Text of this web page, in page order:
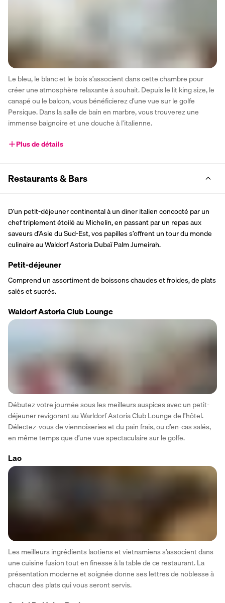
Le bleu, le blanc et le bois s’associent dans cette chambre pour
créer une atmosphère relaxante à souhait. Depuis le lit king size, le
canapé ou le balcon, vous bénéficierez d’une vue sur le golfe
Persique. Dans la salle de bain en marbre, vous trouverez une
immense baignoire et une douche à l’italienne.
Plus de détails
Restaurants & Bars
D’un petit-déjeuner continental à un diner italien concocté par un
chef triplement étoilé au Michelin, en passant par un repas aux
saveurs d’Asie du Sud-Est, vos papilles s’offrent un tour du monde
culinaire au Waldorf Astoria Dubaï Palm Jumeirah.
Petit-déjeuner
Comprend un assortiment de boissons chaudes et froides, de plats
salés et sucrés.
Waldorf Astoria Club Lounge
Débutez votre journée sous les meilleurs auspices avec un petit-
déjeuner revigorant au Warldorf Astoria Club Lounge de l’hôtel.
Délectez-vous de viennoiseries et du pain frais, ou d’en-cas salés,
en même temps que d’une vue spectaculaire sur le golfe.
Lao
Les meilleurs ingrédients laotiens et vietnamiens s’associent dans
une cuisine fusion tout en finesse à la table de ce restaurant. La
présentation moderne et soignée donne ses lettres de noblesse à
chacun des plats qui vous seront servis.